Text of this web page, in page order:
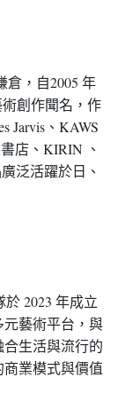
倉，自2005 年
創作聞名，作
Jarvis、KAWS
店、KIRIN 、
泛活躍於日、
2023 年成立
藝術平台，與
生活與流行的
業模式與價值